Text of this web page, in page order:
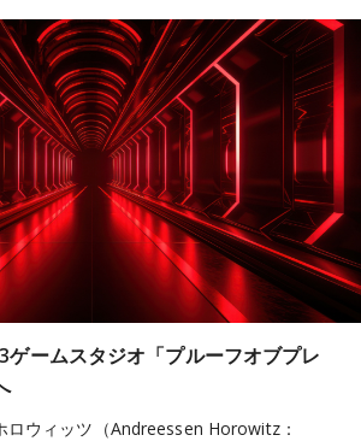
ゲームスタジオ「プルーフオブプレ
ロウィッツ（Andreessen Horowitz：